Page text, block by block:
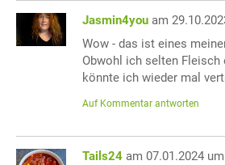
Jasmin4you am
Wow - das ist eines
Obwohl ich selten Fleisch
könnte ich wieder mal
Auf Kommentar antworten
Tails24 am 07.01.2024